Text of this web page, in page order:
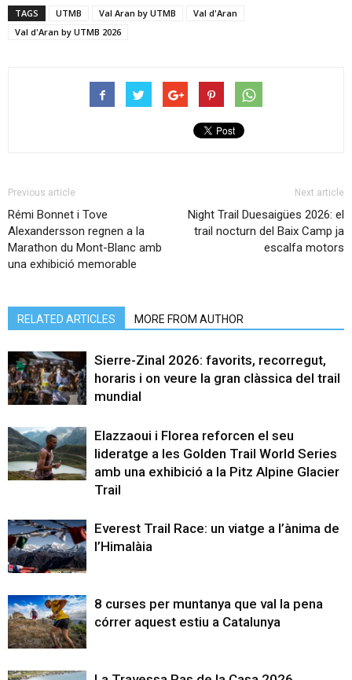
TAGS UTMB Val Aran by UTMB
Val d'Aran
Val d'Aran by UTMB 2026
Previous article
Rémi Bonnet i Tove
Alexandersson regnen a la
Marathon du Mont-Blanc amb
una exhibició memorable
Next article
Night Trail Duesaigües 2026: el
trail nocturn del Baix Camp ja
escalfa motors
RELATED ARTICLES MORE FROM AUTHOR
Sierre-Zinal 2026: favorits, recorregut,
horaris i on veure la gran clàssica del trail
mundial
Elazzaoui i Florea reforcen el seu
lideratge a les Golden Trail World Series
amb una exhibició a la Pitz Alpine Glacier
Trail
Everest Trail Race: un viatge a l’ànima de
l’Himalàia
8 curses per muntanya que val la pena
córrer aquest estiu a Catalunya